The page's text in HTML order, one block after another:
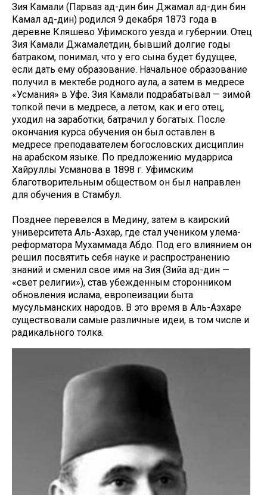
Зия Камали (Парваз ад-дин бин Джамал ад-дин бин
Камал ад-дин) родился 9 декабря 1873 года в
деревне Кляшево Уфимского уезда и губернии. Отец
Зия Камали Джамалетдин, бывший долгие годы
батраком, понимал, что у его сына будет будущее,
если дать ему образование. Начальное образование
получил в мектебе родного аула, а затем в медресе
«Усмания» в Уфе. Зия Камали подрабатывал — зимой
топкой печи в медресе, а летом, как и его отец,
уходил на заработки, батрачил у богатых. После
окончания курса обучения он был оставлен в
медресе преподавателем богословских дисциплин
на арабском языке. По предложению мударриса
Хайруллы Усманова в 1898 г. Уфимским
благотворительным обществом он был направлен
для обучения в Стамбул.
Позднее перевелся в Медину, затем в каирский
университета Аль-Азхар, где стал учеником улема-
реформатора Мухаммада Абдо. Под его влиянием он
решил посвятить себя науке и распространению
знаний и сменил свое имя на Зия (Зийа ад-дин —
«свет религии»), став убежденным сторонником
обновления ислама, европеизации быта
мусульманских народов. В это время в Аль-Азхаре
существовали самые различные идеи, в том числе и
радикального толка.